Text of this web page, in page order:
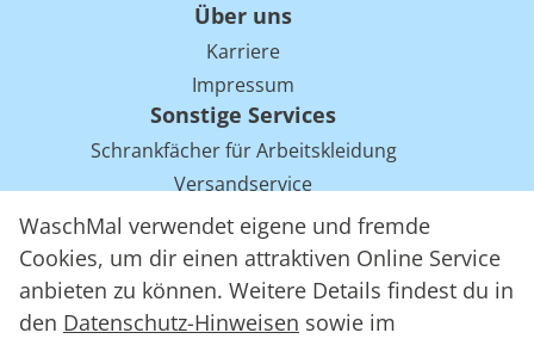
WaschMal verwendet eigene und fremde
Cookies, um dir einen attraktiven Online Service
anbieten zu können. Weitere Details findest du in
den Datenschutz-Hinweisen sowie im
Über uns
Karriere
Impressum
Sonstige Services
Schrankfächer für Arbeitskleidung
Versandservice
Einsparpotentiale für Mietwäsche bei Arbeitskleidung
Arbeitskleidung Tracking mit RFID
WaschMal GmbH 2016 – 2026